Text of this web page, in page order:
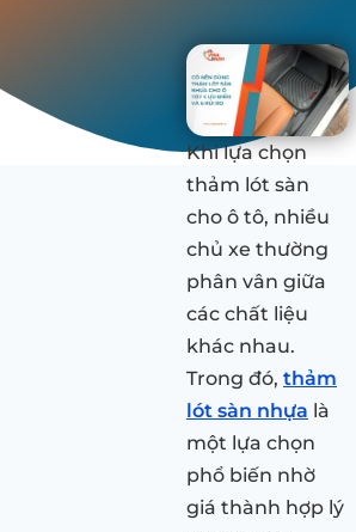
Khi lựa chọn
thảm lót sàn
cho ô tô, nhiều
chủ xe thường
phân vân giữa
các chất liệu
khác nhau.
Trong đó, thảm
lót sàn nhựa là
một lựa chọn
phổ biến nhờ
giá thành hợp lý